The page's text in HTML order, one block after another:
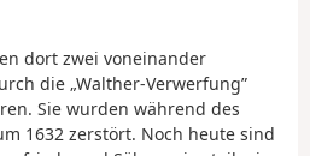
dort zwei voneinander
die „Walther-Verwerfung”
Sie wurden während des
1632 zerstört. Noch heute sind